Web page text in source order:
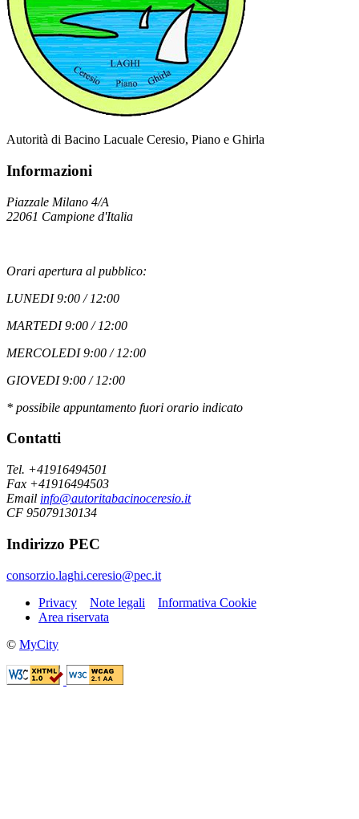
Autorità di Bacino Lacuale Ceresio, Piano e Ghirla
Informazioni
Piazzale Milano 4/A
22061 Campione d'Italia
Orari apertura al pubblico:
LUNEDI 9:00 / 12:00
MARTEDI 9:00 / 12:00
MERCOLEDI 9:00 / 12:00
GIOVEDI 9:00 / 12:00
* possibile appuntamento fuori orario indicato
Contatti
Tel. +41916494501
Fax +41916494503
Email info@autoritabacinoceresio.it
CF 95079130134
Indirizzo PEC
consorzio.laghi.ceresio@pec.it
Privacy
Note legali
Informativa Cookie
Area riservata
© MyCity